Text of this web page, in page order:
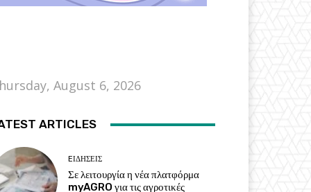
August 6, 2026
ARTICLES
EΙΔΗΣΕΙΣ
Σε λειτουργία η νέα πλατφόρμα
myAGRO για τις αγροτικές